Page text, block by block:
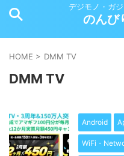
デジモノ・ガ
のんび
HOME > DMM TV
DMM TV
Android
WiFi・